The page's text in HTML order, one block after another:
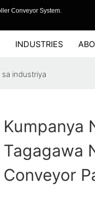
Conveyor System.
INDUSTRIES
industriya
Kumpanya
Tagagawa
Conveyor